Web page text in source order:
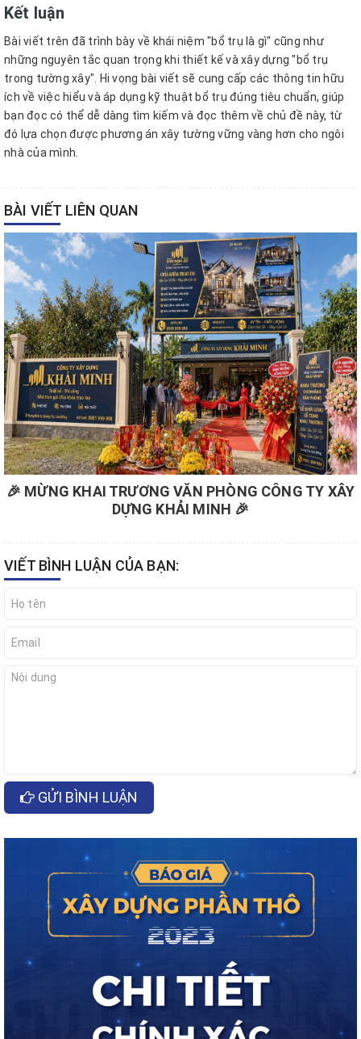
Kết luận
Bài viết trên đã trình bày về khái niệm "bổ trụ là gì" cũng như
những nguyên tắc quan trọng khi thiết kế và xây dựng "bổ trụ
trong tường xây". Hi vọng bài viết sẽ cung cấp các thông tin hữu
ích về việc hiểu và áp dụng kỹ thuật bổ trụ đúng tiêu chuẩn, giúp
bạn đọc có thể dễ dàng tìm kiếm và đọc thêm về chủ đề này, từ
đó lựa chọn được phương án xây tường vững vàng hơn cho ngôi
nhà của mình.
BÀI VIẾT LIÊN QUAN
🎉 MỪNG KHAI TRƯƠNG VĂN PHÒNG CÔNG TY XÂY
DỰNG KHẢI MINH 🎉
VIẾT BÌNH LUẬN CỦA BẠN:
GỬI BÌNH LUẬN